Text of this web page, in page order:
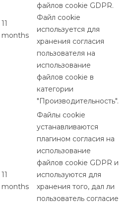
11
months
файлов cookie GDPR.
Файл cookie
используется для
хранения согласия
пользователя на
использование
файлов cookie в
категории
"Производительность".
11
months
Файлы cookie
устанавливаются
плагином согласия на
использование
файлов cookie GDPR и
используются для
хранения того, дал ли
пользователь согласие